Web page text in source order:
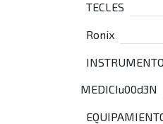
TECLES
Ronix
MEDICIu00d3N